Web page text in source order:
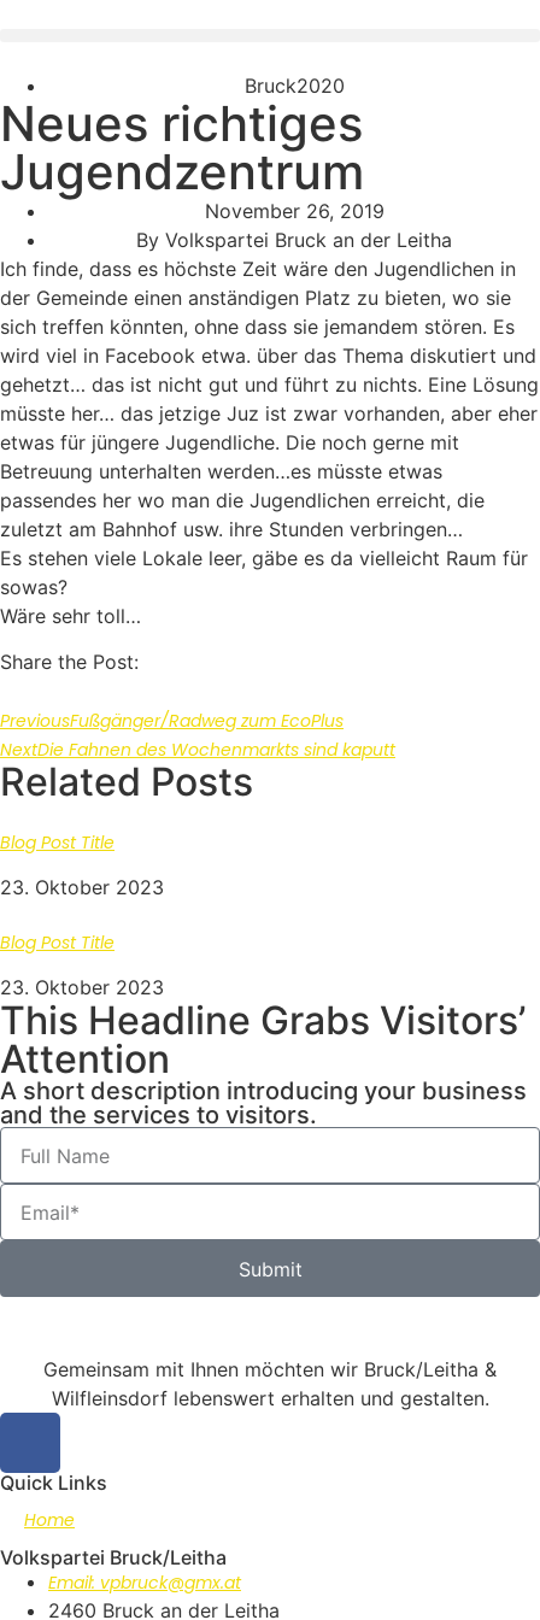
Bruck2020
Neues richtiges
Jugendzentrum
November 26, 2019
By Volkspartei Bruck an der Leitha
Ich finde, dass es höchste Zeit wäre den Jugendlichen in
der Gemeinde einen anständigen Platz zu bieten, wo sie
sich treffen könnten, ohne dass sie jemandem stören. Es
wird viel in Facebook etwa. über das Thema diskutiert und
gehetzt… das ist nicht gut und führt zu nichts. Eine Lösung
müsste her… das jetzige Juz ist zwar vorhanden, aber eher
etwas für jüngere Jugendliche. Die noch gerne mit
Betreuung unterhalten werden…es müsste etwas
passendes her wo man die Jugendlichen erreicht, die
zuletzt am Bahnhof usw. ihre Stunden verbringen…
Es stehen viele Lokale leer, gäbe es da vielleicht Raum für
sowas?
Wäre sehr toll…
Share the Post:
PreviousFußgänger/Radweg zum EcoPlus
NextDie Fahnen des Wochenmarkts sind kaputt
Related Posts
Blog Post Title
23. Oktober 2023
Blog Post Title
23. Oktober 2023
This Headline Grabs Visitors’
Attention
A short description introducing your business
and the services to visitors.
Submit
Gemeinsam mit Ihnen möchten wir Bruck/Leitha &
Wilfleinsdorf lebenswert erhalten und gestalten.
Quick Links
Home
Volkspartei Bruck/Leitha
Email: vpbruck@gmx.at
2460 Bruck an der Leitha